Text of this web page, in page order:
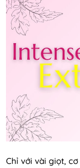
Chỉ với vài giọt,